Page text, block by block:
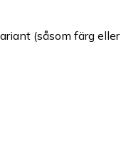
(såsom färg